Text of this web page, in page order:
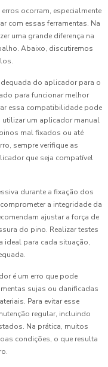
ocorram, especialmente
com essas ferramentas. Na
uma grande diferença na
Abaixo, discutiremos
do aplicador para o
para funcionar melhor
essa compatibilidade pode
utilizar um aplicador manual
mal fixados ou até
sempre verifique as
que seja compatível
durante a fixação dos
a integridade da
ajustar a força de
do pino. Realizar testes
ideal para cada situação,
é um erro que pode
sujas ou danificadas
Para evitar esse
regular, incluindo
Na prática, muitos
condições, o que resulta